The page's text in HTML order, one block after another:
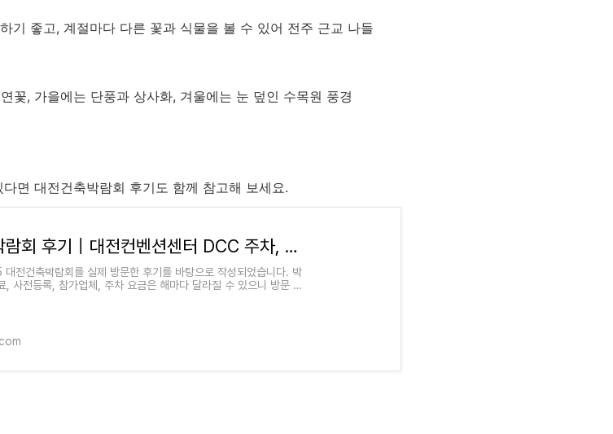
기 좋고, 계절마다 다른 꽃과 식물을 볼 수 있어 전주 근교 나들
꽃, 가을에는 단풍과 상사화, 겨울에는 눈 덮인 수목원 풍경
면 대전건축박람회 후기도 함께 참고해 보세요.
대전건축박람회 후기｜대전컨벤션센터 DCC 주차, 입장료, 현장발권 총정리
전건축박람회를 실제 방문한 후기를 바탕으로 작성되었습니다. 박
, 사전등록, 참가업체, 주차 요금은 해마다 달라질 수 있으니 방문 전